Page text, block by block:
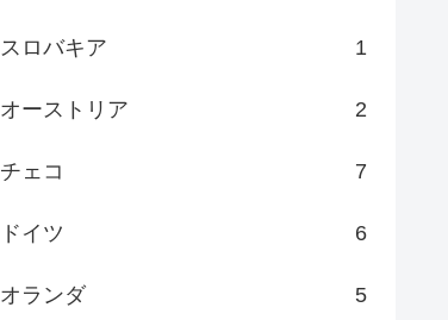
スロバキア 1
オーストリア 2
チェコ 7
ドイツ 6
オランダ 5